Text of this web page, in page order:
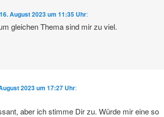
16. August 2023 um 11:35 Uhr:
gleichen Thema sind mir zu viel.
2023 um 17:27 Uhr:
aber ich stimme Dir zu. Würde mir eine so